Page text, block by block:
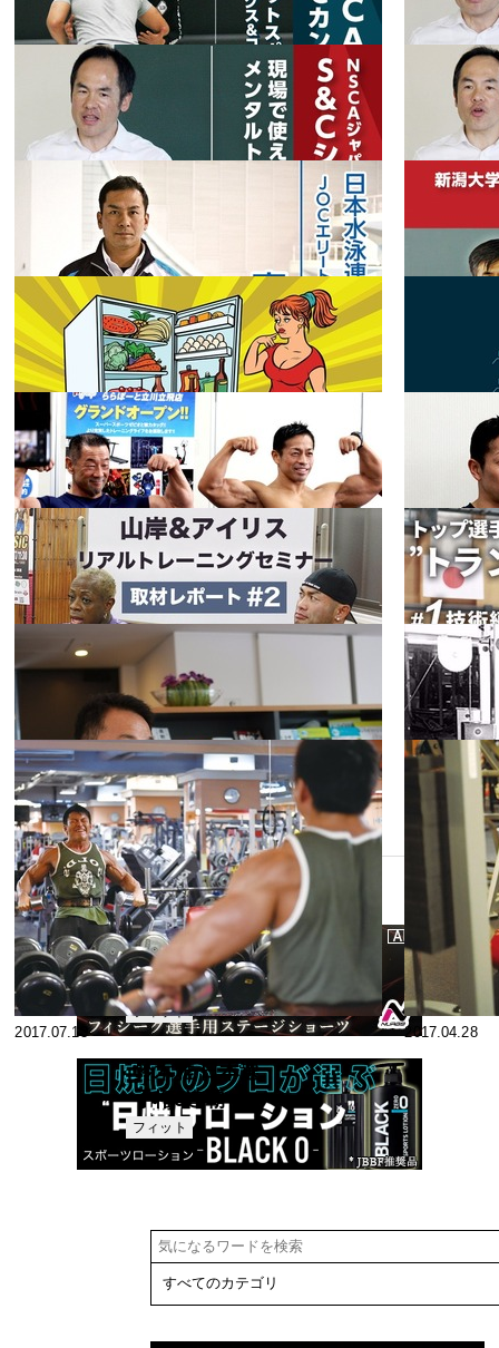
【屈強インタ
ビュー】♯5 泉
風雅 "枝では
なく幹を育て
よ"
フィット
2020.07.29
筋トレのお得
な８大メリッ
トコラム
2019.04.11
NSCAジャパ
ン S&Cカンフ
ァレンス2018
講演レポート
コンバットス
ポーツのため
のストレング
ス＆コンディ
ショニング 潮
田健志 #1
フィット
ネス
2019.02.04
NSCAジャパ
ン北関東・東
北地域S&Cシ
ンポジウム 現
場で使える簡
単なメンタル
トレーニング
#2 笠原 彰
フィット
ネス
2019.01.28
日本水泳連盟
飛込委員会
JOCエリート
アカデミー強
化担当 毒島泰
士 #2
フィット
ネス
2018.12.07
2018.11.13
ダイエットを
始める前に、
まず何をする
べきか②
フィット
ネス
2018.11.06
2018.08.31
合戸孝二×岡
田隆 合同セミ
ナー 効率の良
い体づくり#3
フィット
ネス
2018.08.29
2017.12.18
山岸&アイリ
ス リアルトレ
ーニングセミ
ナー 取材レポ
ート#2
フィット
ネス
2017.08.30
CLUB100 中
野ジェームズ
修一氏著書イ
ンタビュー
フィット
ネス
2017.07.13
鈴木雅 日本選
手権6連覇・
不動のチャン
ピオンのトレ
フィット
ネス
2017.04.28
1 2 次へ»